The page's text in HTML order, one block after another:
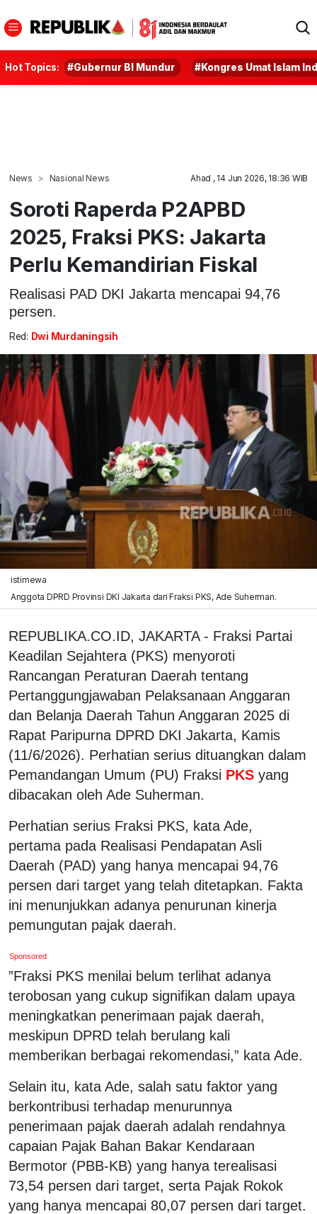
Hot Topics: #Gubernur BI Mundur #Kongres Umat Islam
News Nasional News Ahad , 14 Jun 2026, 18:36 WIB
Soroti Raperda P2APBD
2025, Fraksi PKS: Jakarta
Perlu Kemandirian Fiskal
Realisasi PAD DKI Jakarta mencapai 94,76
persen.
Red: Dwi Murdaningsih
istimewa
Anggota DPRD Provinsi DKI Jakarta dari Fraksi PKS, Ade Suherman.
REPUBLIKA.CO.ID, JAKARTA - Fraksi Partai
Keadilan Sejahtera (PKS) menyoroti
Rancangan Peraturan Daerah tentang
Pertanggungjawaban Pelaksanaan Anggaran
dan Belanja Daerah Tahun Anggaran 2025 di
Rapat Paripurna DPRD DKI Jakarta, Kamis
(11/6/2026). Perhatian serius dituangkan dalam
Pemandangan Umum (PU) Fraksi PKS yang
dibacakan oleh Ade Suherman.
Perhatian serius Fraksi PKS, kata Ade,
pertama pada Realisasi Pendapatan Asli
Daerah (PAD) yang hanya mencapai 94,76
persen dari target yang telah ditetapkan. Fakta
ini menunjukkan adanya penurunan kinerja
pemungutan pajak daerah.
Sponsored
”Fraksi PKS menilai belum terlihat adanya
terobosan yang cukup signifikan dalam upaya
meningkatkan penerimaan pajak daerah,
meskipun DPRD telah berulang kali
memberikan berbagai rekomendasi,” kata Ade.
Selain itu, kata Ade, salah satu faktor yang
berkontribusi terhadap menurunnya
penerimaan pajak daerah adalah rendahnya
capaian Pajak Bahan Bakar Kendaraan
Bermotor (PBB-KB) yang hanya terealisasi
73,54 persen dari target, serta Pajak Rokok
yang hanya mencapai 80,07 persen dari target.